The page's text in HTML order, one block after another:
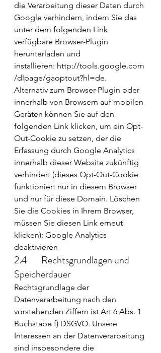
die Verarbeitung dieser Daten durch
Google verhindern, indem Sie das
unter dem folgenden Link
verfügbare Browser-Plugin
herunterladen und
installieren: http://tools.google.com
/dlpage/gaoptout?hl=de.
Alternativ zum Browser-Plugin oder
innerhalb von Browsern auf mobilen
Geräten können Sie auf den
folgenden Link klicken, um ein Opt-
Out-Cookie zu setzen, der die
Erfassung durch Google Analytics
innerhalb dieser Website zukünftig
verhindert (dieses Opt-Out-Cookie
funktioniert nur in diesem Browser
und nur für diese Domain. Löschen
Sie die Cookies in Ihrem Browser,
müssen Sie diesen Link erneut
klicken): Google Analytics
deaktivieren
2.4       Rechtsgrundlagen und
Speicherdauer
Rechtsgrundlage der
Datenverarbeitung nach den
vorstehenden Ziffern ist Art 6 Abs. 1
Buchstabe f) DSGVO. Unsere
Interessen an der Datenverarbeitung
sind insbesondere die